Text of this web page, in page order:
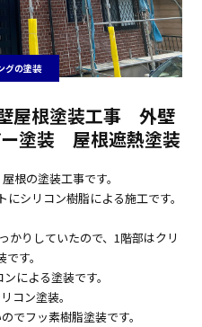
グの塗装
屋根塗装工事 外壁
塗装 屋根遮熱塗装
根の塗装工事です。
シリコン樹脂による施工です。
かりしていたので、1階部はクリ
す。
による塗装です。
コン塗装。
でフッ素樹脂塗装です。